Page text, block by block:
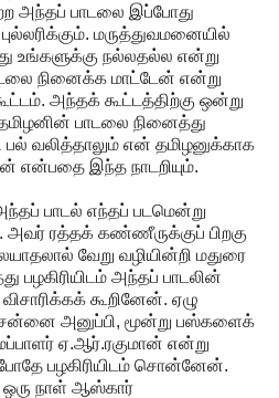
அந்தப் பாடலை இப்போது
மருத்துவமனையில்
உங்களுக்கு நல்லதல்ல என்று
நினைக்க மாட்டேன் என்று
அந்தக் கூட்டத்திற்கு ஒன்று
பாடலை நினைத்து
பல் வலித்தாலும் என் தமிழனுக்காக
இந்த நாடறியும்.
பாடல் எந்தப் படமென்று
அவர் ரத்தக் கண்ணீருக்குப் பிறகு
வேறு வழியின்றி மதுரை
பழகிரியிடம் அந்தப் பாடலின்
கூறினேன். ஏழு
அனுப்பி, மூன்று பஸ்களைக்
ஏ.ஆர்.ரகுமான் என்று
பழகிரியிடம் சொன்னேன்.
ஒரு நாள் ஆஸ்கார்